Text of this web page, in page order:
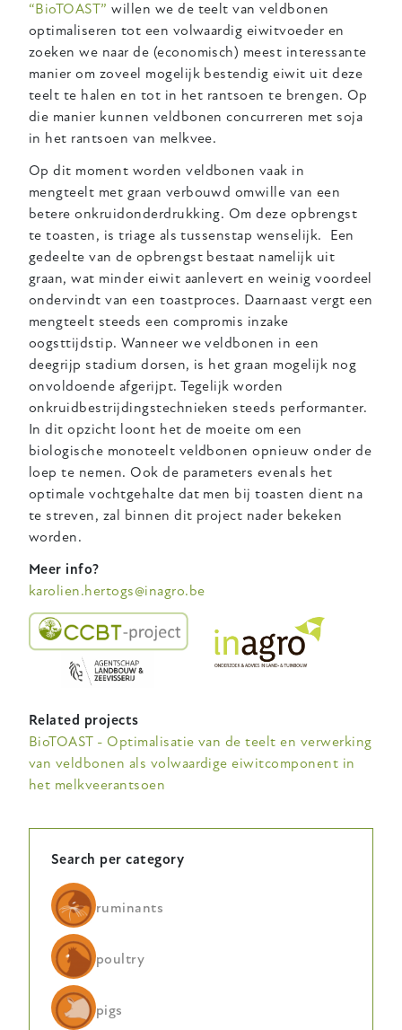
“BioTOAST” willen we de teelt van veldbonen
optimaliseren tot een volwaardig eiwitvoeder en
zoeken we naar de (economisch) meest interessante
manier om zoveel mogelijk bestendig eiwit uit deze
teelt te halen en tot in het rantsoen te brengen. Op
die manier kunnen veldbonen concurreren met soja
in het rantsoen van melkvee.
Op dit moment worden veldbonen vaak in
mengteelt met graan verbouwd omwille van een
betere onkruidonderdrukking. Om deze opbrengst
te toasten, is triage als tussenstap wenselijk. Een
gedeelte van de opbrengst bestaat namelijk uit
graan, wat minder eiwit aanlevert en weinig voordeel
ondervindt van een toastproces. Daarnaast vergt een
mengteelt steeds een compromis inzake
oogsttijdstip. Wanneer we veldbonen in een
deegrijp stadium dorsen, is het graan mogelijk nog
onvoldoende afgerijpt. Tegelijk worden
onkruidbestrijdingstechnieken steeds performanter.
In dit opzicht loont het de moeite om een
biologische monoteelt veldbonen opnieuw onder de
loep te nemen. Ook de parameters evenals het
optimale vochtgehalte dat men bij toasten dient na
te streven, zal binnen dit project nader bekeken
worden.
Meer info?
karolien.hertogs@inagro.be
Related projects
BioTOAST - Optimalisatie van de teelt en verwerking
van veldbonen als volwaardige eiwitcomponent in
het melkveerantsoen
Search per category
ruminants
poultry
pigs